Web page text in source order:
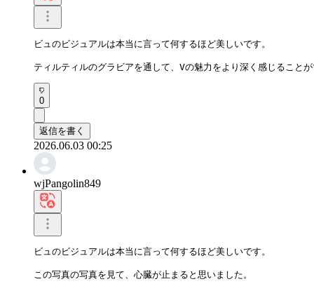
ビュのビジュアルは本当に言って何するほど美しいです。
ティルティルのグラビアを通して、Vの魅力をより深く感じること
0
返信を書く
2026.06.03 00:25
wjPangolin849
ビュのビジュアルは本当に言って何するほど美しいです。
この写真の写真を見て、心臓が止まると思いました。